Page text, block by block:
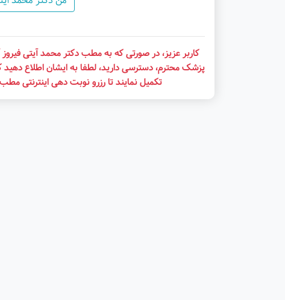
کاربر عزیز، در صورتی که به مطب دکتر محمد آیتی فیروز
پزشک محترم، دسترسی دارید، لطفا به ایشان اطلاع
تکمیل نمایند تا رزرو نوبت دهی اینترنتی